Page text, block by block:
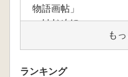
物語画帖」
はじめに
第一節 ハーバード
第二節 源氏絵と舞
第三節 三条西実隆
も
ランキング